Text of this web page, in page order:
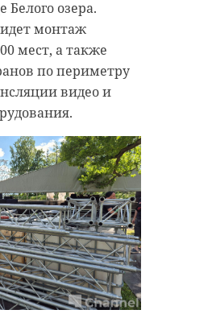
Белого озера.
монтаж
мест, а также
по периметру
видео и